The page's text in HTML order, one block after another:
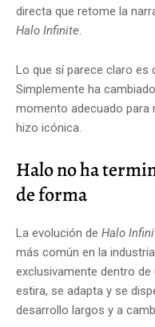
directa que retome la
Halo Infinite.
Lo que sí parece claro es
Simplemente ha
momento adecuado para
hizo icónica.
Halo no ha
de forma
La evolución de Halo
más común en la
exclusivamente dentro
estira, se adapta y se
desarrollo largos y a